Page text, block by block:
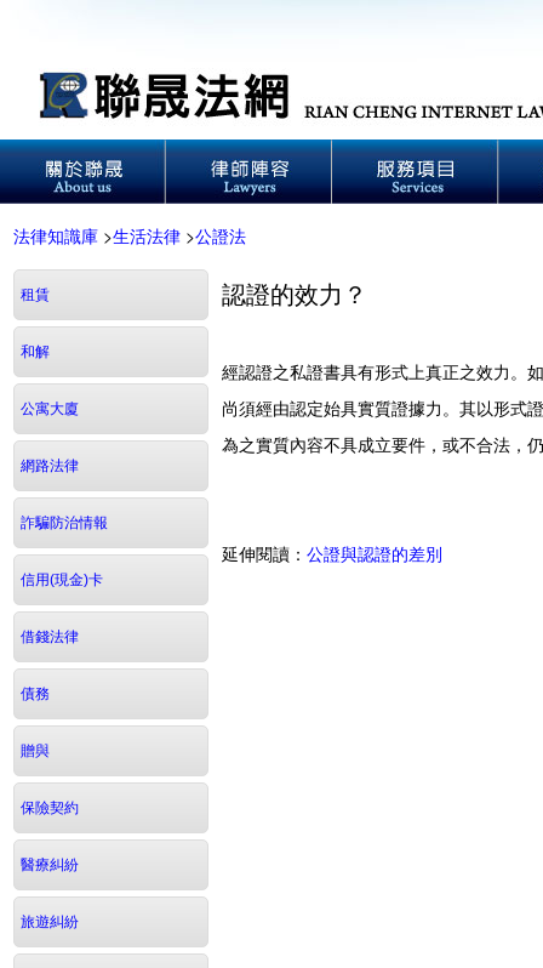
法律知識庫 >生活法律 >公證法
租賃
和解
公寓大廈
網路法律
詐騙防治情報
信用(現金)卡
借錢法律
債務
贈與
保險契約
醫療糾紛
旅遊糾紛
認證的效力？
經認證之私證書具有形式上真正之效力。
尚須經由認定始具實質證據力。其以形式
為之實質內容不具成立要件，或不合法，
延伸閱讀： 公證與認證的差別